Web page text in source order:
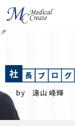
by 遠山 峰輝